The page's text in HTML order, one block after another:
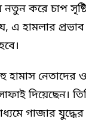
নতুন করে চাপ
এ হামলার
হামাস নেতাদের
দিয়েছেন।
গাজার যুদ্ধের